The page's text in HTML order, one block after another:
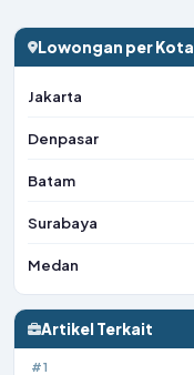
Lowongan per Kota
Jakarta
Denpasar
Batam
Surabaya
Medan
Artikel Terkait
#1